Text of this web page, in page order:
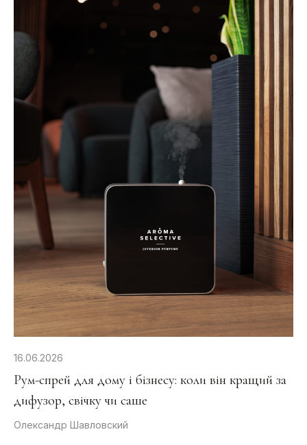
16.06.2026
Рум-спрей для дому і бізнесу: коли він кращий за
дифузор, свічку чи саше
Олександр Шавловский